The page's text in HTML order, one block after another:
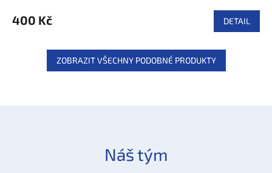
400 Kč DETAIL
ZOBRAZIT VŠECHNY PODOBNÉ PRODUKTY
Náš tým